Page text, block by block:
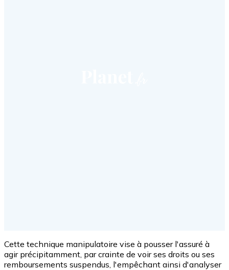
Cette technique manipulatoire vise à pousser l'assuré à
agir précipitamment, par crainte de voir ses droits ou ses
remboursements suspendus, l'empêchant ainsi d'analyser